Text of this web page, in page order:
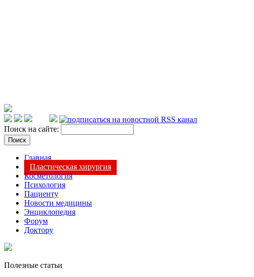
Поиск на сайте:
Главная
Пластическая хирургия
Косметология
Психология
Пациенту
Новости медицины
Энциклопедия
Форум
Доктору
Полезные статьи